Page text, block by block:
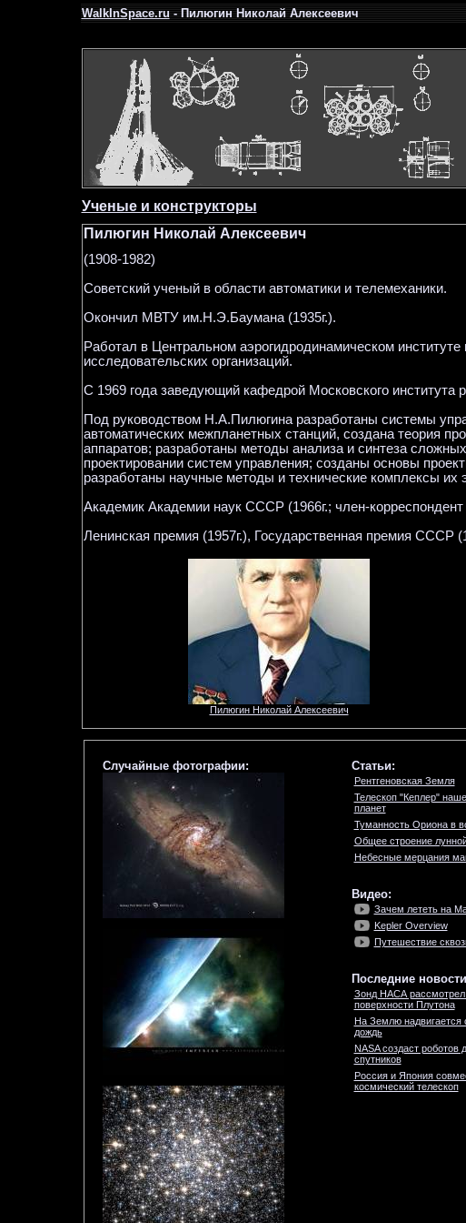
WalkInSpace.ru- Пилюгин Николай Алексеевич
Ученые и конструкторы
Пилюгин Николай Алексеевич
(1908-1982)
Советский ученый в области автоматики и телемеханики.
Окончил МВТУ им.Н.Э.Баумана (1935г.).
Работал в Центральном аэрогидродинамическом
исследовательских организаций.
С 1969 года заведующий кафедрой Московского института
Под руководством Н.А.Пилюгина разработаны системы
автоматических межпланетных станций, создана теория
аппаратов; разработаны методы анализа и синтеза
проектировании систем управления; созданы основы
разработаны научные методы и технические комплексы их
Академик Академии наук СССР (1966г.; член-
Ленинская премия (1957г.), Государственная премия СССР
Пилюгин Николай Алексеевич
Случайные фотографии: Статьи:
Рентгеновская Земля
Телескоп "Кеплер"
планет
Туманность Ориона в
Общее строение
Небесные мерцания
Видео:
Зачем лететь на
Kepler Overview
Путешествие
Последние
Зонд НАСА
поверхности Плутона
На Землю
дождь
NASA создаст роботов
спутников
Россия и Япония
космический телескоп